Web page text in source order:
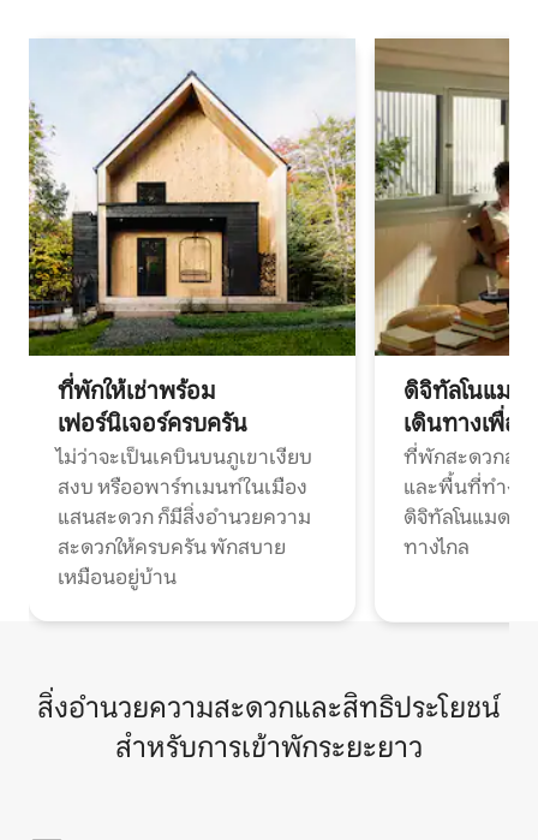
ที่พักให้เช่าพร้อม
เฟอร์นิเจอร์ครบครัน
ไม่ว่าจะเป็นเคบินบนภูเขาเงียบ
สงบ หรืออพาร์ทเมนท์ในเมือง
แสนสะดวก ก็มีสิ่งอำนวยความ
สะดวกให้ครบครัน พักสบาย
เหมือนอยู่บ้าน
ดิจิทัลโนแมด
เดินทางเพื่อ
ที่พักสะดวกสบ
และพื้นที่ทำงา
ดิจิทัลโนแมดแ
ทางไกล
สิ่งอำนวยความสะดวกและสิทธิประโยชน์
สำหรับการเข้าพักระยะยาว